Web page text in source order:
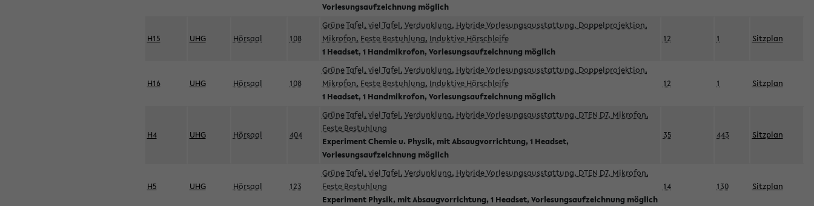
Vorlesungsaufzeichnung möglich
H15 UHG Hörsaal 108
Grüne Tafel, viel Tafel, Verdunklung, Hybride Vorlesungsausstattung, Doppelprojektion,
Mikrofon, Feste Bestuhlung, Induktive Hörschleife
1 Headset, 1 Handmikrofon, Vorlesungsaufzeichnung möglich
12 1 Sitzplan
H16 UHG Hörsaal 108
Grüne Tafel, viel Tafel, Verdunklung, Hybride Vorlesungsausstattung, Doppelprojektion,
Mikrofon, Feste Bestuhlung, Induktive Hörschleife
1 Headset, 1 Handmikrofon, Vorlesungsaufzeichnung möglich
12 1 Sitzplan
H4 UHG Hörsaal 404
Grüne Tafel, viel Tafel, Verdunklung, Hybride Vorlesungsausstattung, DTEN D7, Mikrofon,
Feste Bestuhlung
Experiment Chemie u. Physik, mit Absaugvorrichtung, 1 Headset,
Vorlesungsaufzeichnung möglich
35 443 Sitzplan
H5 UHG Hörsaal 123
Grüne Tafel, viel Tafel, Verdunklung, Hybride Vorlesungsausstattung, DTEN D7, Mikrofon,
Feste Bestuhlung
Experiment Physik, mit Absaugvorrichtung, 1 Headset, Vorlesungsaufzeichnung möglich
14 130 Sitzplan